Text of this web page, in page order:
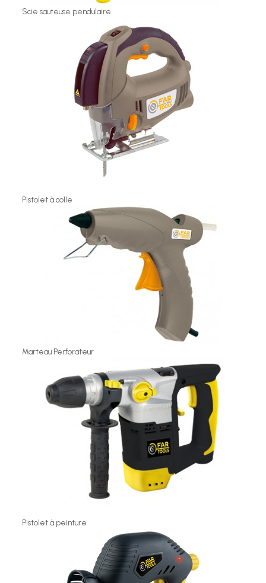
Scie sauteuse pendulaire
Pistolet à colle
Marteau Perforateur
Pistolet à peinture